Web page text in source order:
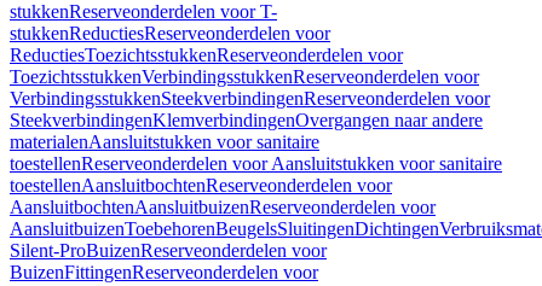
stukkenReserveonderdelen voor T-
stukkenReductiesReserveonderdelen voor
ReductiesToezichtsstukkenReserveonderdelen voor
ToezichtsstukkenVerbindingsstukkenReserveonderdelen voor
VerbindingsstukkenSteekverbindingenReserveonderdelen voor
SteekverbindingenKlemverbindingenOvergangen naar andere
materialenAansluitstukken voor sanitaire
toestellenReserveonderdelen voor Aansluitstukken voor sanitaire
toestellenAansluitbochtenReserveonderdelen voor
AansluitbochtenAansluitbuizenReserveonderdelen voor
AansluitbuizenToebehorenBeugelsSluitingenDichtingen
Silent-ProBuizenReserveonderdelen voor
BuizenFittingenReserveonderdelen voor